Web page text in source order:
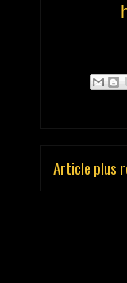
Article plus